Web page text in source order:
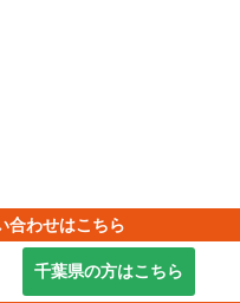
合わせはこちら
千葉県の方はこちら